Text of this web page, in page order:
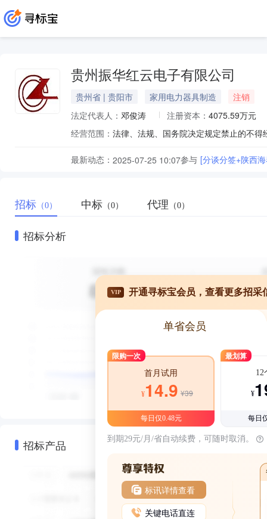
贵州振华红云电子有限公司
贵州省 | 贵阳市 家用电力器具制造
注销
法定代表人： 邓俊涛 注册资本： 4075.59万元
经营范围：
最新动态： 2025-07-25 10:07参与 [分谈分签+陕西
招标 （0） 中标 （0） 代理 （0）
招标分析
招标产品
VIP 开通寻标宝会员，查看更多招采
单省会员
限购一次
首月试用
¥14.9 ¥39
每日仅0.48元
最划算
12
¥
每日
到期29元/月/省自动续费，可随时取消。
标讯详情查看
关键电话直连